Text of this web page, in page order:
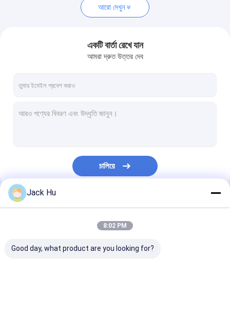
বিমানবন্দর Apron বাস
বিমানবন্দর অ্যাম্বুলিফ্ট
ল্যাভেটরি সার্ভিস ট্রাক
বিমানবন্দর যাত্রী বাস
আরো দেখুন
একটি বার্তা রেখে যান
আমরা দ্রুত উত্তর দেব
চালিয়ে
আমাদের বিভাগসমূহ
Jack Hu
8:02 PM
Good day, what product are you looking for?